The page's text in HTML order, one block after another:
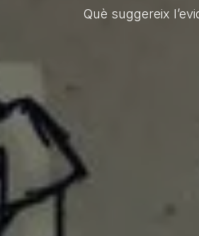
Què suggereix